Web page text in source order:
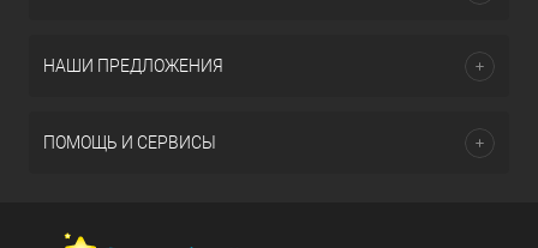
НАШИ ПРЕДЛОЖЕНИЯ
ПОМОЩЬ И СЕРВИСЫ